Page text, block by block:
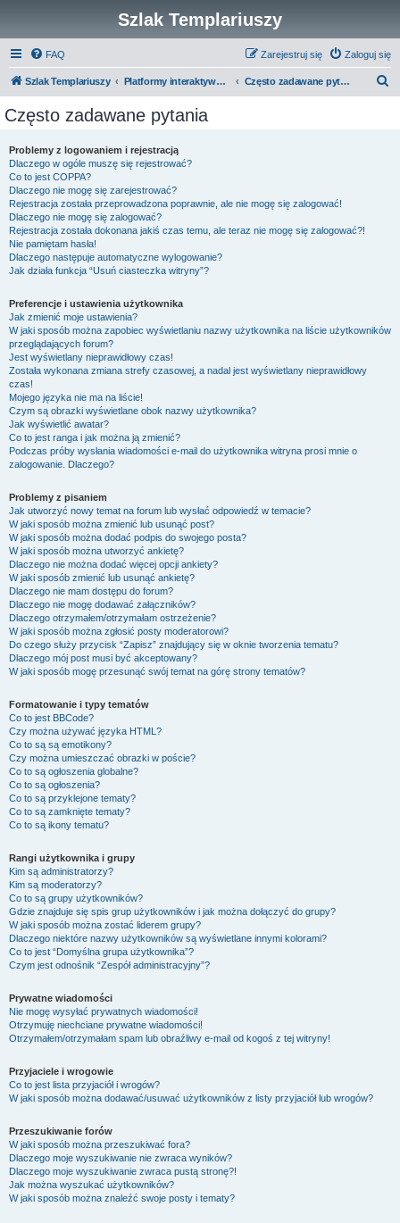
Szlak Templariuszy
FAQ Zaloguj się
Zarejestruj się
Szlak Templariuszy Platformy interaktywne Szlaku Templariuszy Często zadawane pytania
Często zadawane pytania
Problemy z logowaniem i rejestracją
Dlaczego w ogóle muszę się rejestrować?
Co to jest COPPA?
Dlaczego nie mogę się zarejestrować?
Rejestracja została przeprowadzona poprawnie, ale nie mogę się zalogować!
Dlaczego nie mogę się zalogować?
Rejestracja została dokonana jakiś czas temu, ale teraz nie mogę się zalogować?!
Nie pamiętam hasła!
Dlaczego następuje automatyczne wylogowanie?
Jak działa funkcja “Usuń ciasteczka witryny”?
Preferencje i ustawienia użytkownika
Jak zmienić moje ustawienia?
W jaki sposób można zapobiec wyświetlaniu nazwy użytkownika na liście użytkowników
przeglądających forum?
Jest wyświetlany nieprawidłowy czas!
Została wykonana zmiana strefy czasowej, a nadal jest wyświetlany nieprawidłowy
czas!
Mojego języka nie ma na liście!
Czym są obrazki wyświetlane obok nazwy użytkownika?
Jak wyświetlić awatar?
Co to jest ranga i jak można ją zmienić?
Podczas próby wysłania wiadomości e-mail do użytkownika witryna prosi mnie o
zalogowanie. Dlaczego?
Problemy z pisaniem
Jak utworzyć nowy temat na forum lub wysłać odpowiedź w temacie?
W jaki sposób można zmienić lub usunąć post?
W jaki sposób można dodać podpis do swojego posta?
W jaki sposób można utworzyć ankietę?
Dlaczego nie można dodać więcej opcji ankiety?
W jaki sposób zmienić lub usunąć ankietę?
Dlaczego nie mam dostępu do forum?
Dlaczego nie mogę dodawać załączników?
Dlaczego otrzymałem/otrzymałam ostrzeżenie?
W jaki sposób można zgłosić posty moderatorowi?
Do czego służy przycisk “Zapisz” znajdujący się w oknie tworzenia tematu?
Dlaczego mój post musi być akceptowany?
W jaki sposób mogę przesunąć swój temat na górę strony tematów?
Formatowanie i typy tematów
Co to jest BBCode?
Czy można używać języka HTML?
Co to są są emotikony?
Czy można umieszczać obrazki w poście?
Co to są ogłoszenia globalne?
Co to są ogłoszenia?
Co to są przyklejone tematy?
Co to są zamknięte tematy?
Co to są ikony tematu?
Rangi użytkownika i grupy
Kim są administratorzy?
Kim są moderatorzy?
Co to są grupy użytkowników?
Gdzie znajduje się spis grup użytkowników i jak można dołączyć do grupy?
W jaki sposób można zostać liderem grupy?
Dlaczego niektóre nazwy użytkowników są wyświetlane innymi kolorami?
Co to jest “Domyślna grupa użytkownika”?
Czym jest odnośnik “Zespół administracyjny”?
Prywatne wiadomości
Nie mogę wysyłać prywatnych wiadomości!
Otrzymuję niechciane prywatne wiadomości!
Otrzymałem/otrzymałam spam lub obraźliwy e-mail od kogoś z tej witryny!
Przyjaciele i wrogowie
Co to jest lista przyjaciół i wrogów?
W jaki sposób można dodawać/usuwać użytkowników z listy przyjaciół lub wrogów?
Przeszukiwanie forów
W jaki sposób można przeszukiwać fora?
Dlaczego moje wyszukiwanie nie zwraca wyników?
Dlaczego moje wyszukiwanie zwraca pustą stronę?!
Jak można wyszukać użytkowników?
W jaki sposób można znaleźć swoje posty i tematy?